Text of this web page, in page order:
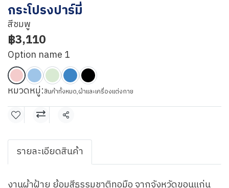
กระโปรงปาร์มี่
สีชมพู
฿3,110
Option name 1
หมวดหมู่:สินค้าทั้งหมด,ผ้าและเครื่องแต่งกาย
แชร์
รายละเอียดสินค้า
งานผ้าฝ้าย ย้อมสีธรรมชาติทอมือ จากจังหวัดขอนแก่น